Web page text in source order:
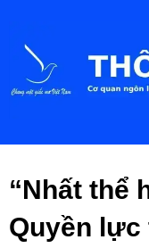
“Nhất thể
Quyền